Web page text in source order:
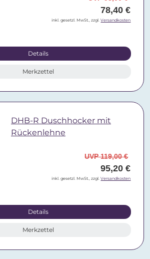
78,40 €
inkl. gesetzl. MwSt., zzgl.Versandkosten
Details
Merkzettel
DHB-R Duschhocker mit
Rückenlehne
UVP 119,00 €
95,20 €
inkl. gesetzl. MwSt., zzgl.Versandkosten
Details
Merkzettel